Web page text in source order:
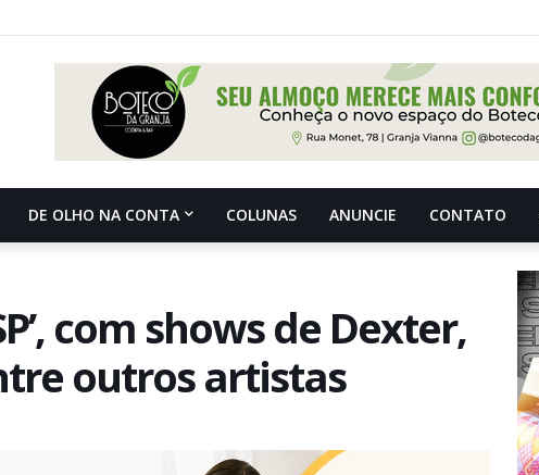
DE OLHO NA CONTA COLUNAS ANUNCIE CONTATO
com shows de Dexter,
outros artistas